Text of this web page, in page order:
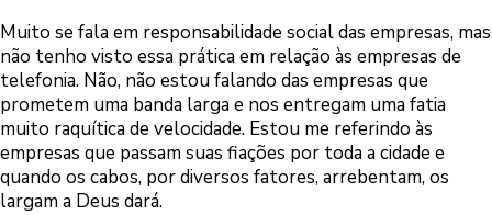
Muito se fala em responsabilidade social das empresas, mas
não tenho visto essa prática em relação às empresas de
telefonia. Não, não estou falando das empresas que
prometem uma banda larga e nos entregam uma fatia
muito raquítica de velocidade. Estou me referindo às
empresas que passam suas fiações por toda a cidade e
quando os cabos, por diversos fatores, arrebentam, os
largam a Deus dará.